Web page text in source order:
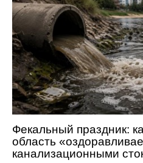
Фекальный праздник:
область
канализационными